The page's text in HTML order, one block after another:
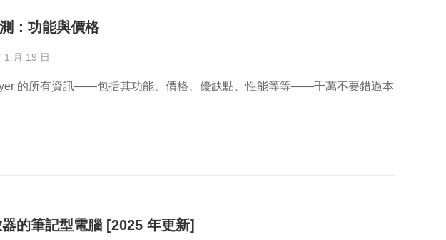
：功能與價格
1 月 19 日
的所有資訊——包括其功能、價格、優缺點、性能等等——千萬不要錯過本
的筆記型電腦 [2025 年更新]